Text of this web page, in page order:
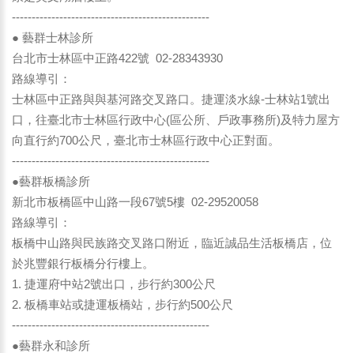
--------------------------------------------------
● 藝群士林診所
台北市士林區中正路422號 02-28343930
路線導引：
士林區中正路與與基河路交叉路口。捷運淡水線-士林站1號出
口，往臺北市士林區行政中心(區公所、戶政事務所)及特力屋方
向直行約700公尺，臺北市士林區行政中心正對面。
--------------------------------------------------
●藝群板橋診所
新北市板橋區中山路一段67號5樓 02-29520058
路線導引：
板橋中山路與民族路交叉路口附近，臨近誠品生活板橋店，位
於兆豐銀行板橋分行樓上。
1. 捷運府中站2號出口，步行約300公尺
2. 板橋車站或捷運板橋站，步行約500公尺
--------------------------------------------------
●藝群永和診所